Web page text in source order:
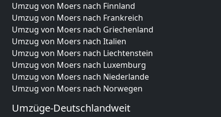
Umzug von Moers nach Finnland
Umzug von Moers nach Frankreich
Umzug von Moers nach Griechenland
Umzug von Moers nach Italien
Umzug von Moers nach Liechtenstein
Umzug von Moers nach Luxemburg
Umzug von Moers nach Niederlande
Umzug von Moers nach Norwegen
Umzüge-Deutschlandweit